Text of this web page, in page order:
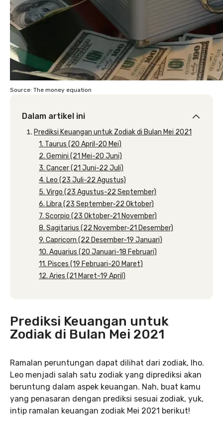
Source: The money equation
Dalam artikel ini
Prediksi Keuangan untuk Zodiak di Bulan Mei 2021
1. Taurus (20 April-20 Mei)
2. Gemini (21 Mei-20 Juni)
3. Cancer (21 Juni-22 Juli)
4. Leo (23 Juli-22 Agustus)
5. Virgo (23 Agustus-22 September)
6. Libra (23 September-22 Oktober)
7. Scorpio (23 Oktober-21 November)
8. Sagitarius (22 November-21 Desember)
9. Capricorn (22 Desember-19 Januari)
10. Aquarius (20 Januari-18 Februari)
11. Pisces (19 Februari-20 Maret)
12. Aries (21 Maret-19 April)
Prediksi Keuangan untuk
Zodiak di Bulan Mei 2021
Ramalan peruntungan dapat dilihat dari zodiak, lho.
Leo menjadi salah satu zodiak yang diprediksi akan
beruntung dalam aspek keuangan. Nah, buat kamu
yang penasaran dengan prediksi sesuai zodiak, yuk,
intip ramalan keuangan zodiak Mei 2021 berikut!